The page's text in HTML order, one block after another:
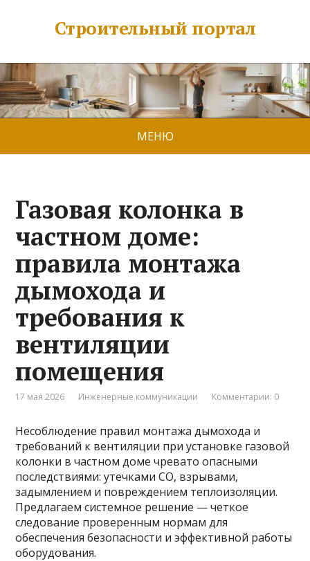
Строительный портал
МЕНЮ
Газовая колонка в
частном доме:
правила монтажа
дымохода и
требования к
вентиляции
помещения
17 мая 2026 Инженерные коммуникации Комментарии: 0
Несоблюдение правил монтажа дымохода и
требований к вентиляции при установке газовой
колонки в частном доме чревато опасными
последствиями: утечками CO, взрывами,
задымлением и повреждением теплоизоляции.
Предлагаем системное решение — четкое
следование проверенным нормам для
обеспечения безопасности и эффективной работы
оборудования.